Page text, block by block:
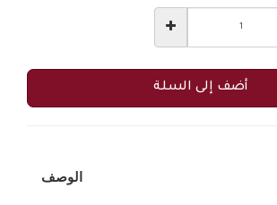
أضف إلى السلة
الوصف